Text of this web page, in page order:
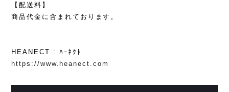
【配送料】
商品代金に含まれております。
HEANECT : ﾊｰﾈｸﾄ
https://www.heanect.com